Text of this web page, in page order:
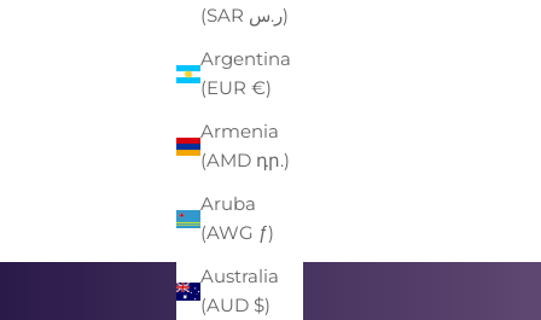
(SAR ر.س)
Argentina
(EUR €)
Armenia
(AMD դր.)
Aruba
(AWG ƒ)
Australia
(AUD $)
BLASTOFF
GIACCA UOMO
PREZZO-40%PREZZO SCONTATO
€210,00